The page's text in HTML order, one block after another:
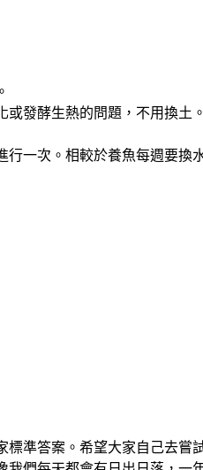
發酵生熱的問題，不用換土
一次。相較於養魚每週要換
準答案。希望大家自己去嘗